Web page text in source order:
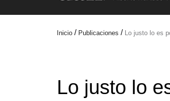
Inicio / Publicaciones / Lo justo lo es
Lo justo lo